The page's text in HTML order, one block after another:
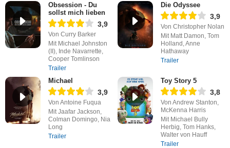
Obsession - Du
sollst mich lieben
3,9
Von Curry Barker
Mit Michael Johnston
(II), Inde Navarrette,
Cooper Tomlinson
Trailer
Die Odyssee
3,9
Von Christopher Nolan
Mit Matt Damon, Tom
Holland, Anne
Hathaway
Trailer
Michael
3,9
Von Antoine Fuqua
Mit Jaafar Jackson,
Colman Domingo, Nia
Long
Trailer
Toy Story 5
3,8
Von Andrew Stanton,
McKenna Harris
Mit Michael Bully
Herbig, Tom Hanks,
Walter von Hauff
Trailer